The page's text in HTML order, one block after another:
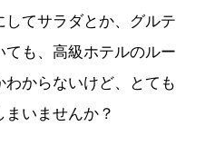
てサラダとか、グルテ
も、高級ホテルのルー
からないけど、とても
いませんか？